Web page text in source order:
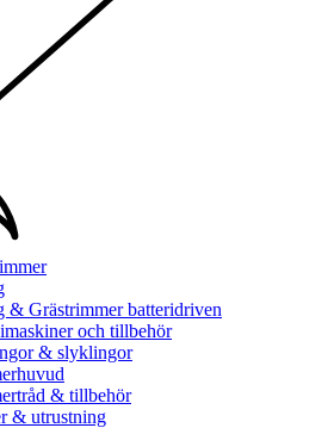
& Grästrimmer batteridriven
och tillbehör
& slyklingor
& tillbehör
& utrustning